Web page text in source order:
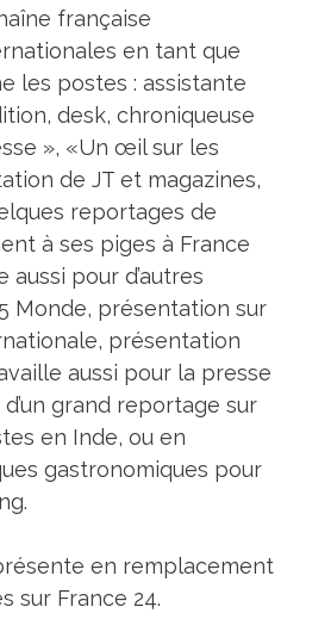
française
en tant que
les postes : assistante
desk, chroniqueuse
», «Un œil sur les
de JT et magazines,
reportages de
à ses piges à France
aussi pour d’autres
Monde, présentation sur
présentation
aussi pour la presse
d’un grand reportage sur
en Inde, ou en
gastronomiques pour
en remplacement
sur France 24.